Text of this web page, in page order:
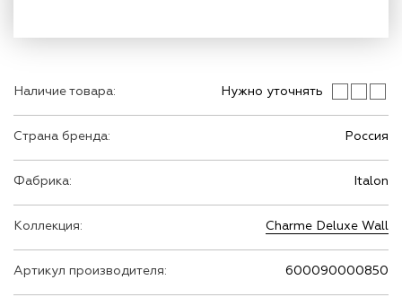
Наличие товара: Нужно уточнять
Страна бренда: Россия
Фабрика: Italon
Коллекция: Charme Deluxe Wall
Артикул производителя: 600090000850